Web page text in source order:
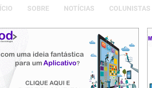
SOBRE NOTÍCIAS COLUNISTAS